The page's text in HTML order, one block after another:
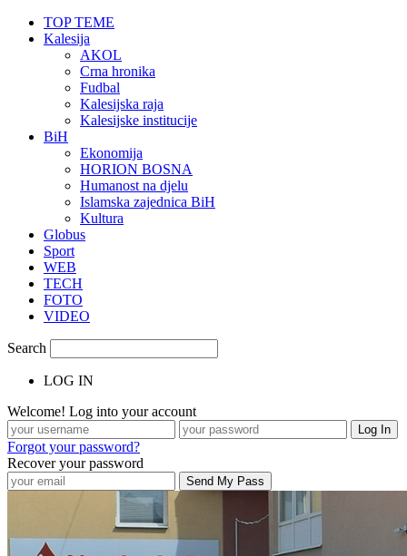
TOP TEME
Kalesija
AKOL
Crna hronika
Fudbal
Kalesijska raja
Kalesijske institucije
BiH
Ekonomija
HORION BOSNA
Humanost na djelu
Islamska zajednica BiH
Kultura
Globus
Sport
WEB
TECH
FOTO
VIDEO
Search
LOG IN
Welcome! Log into your account
Forgot your password?
Recover your password